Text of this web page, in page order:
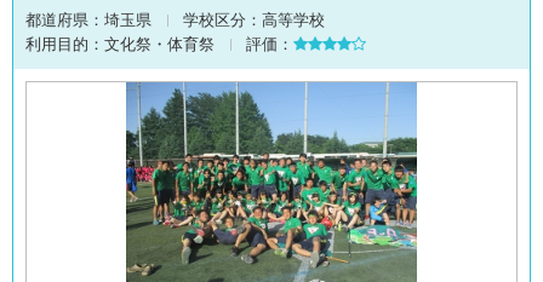
都道府県： 埼玉県 学校区分： 高等学校
利用目的： 文化祭・体育祭 評価：